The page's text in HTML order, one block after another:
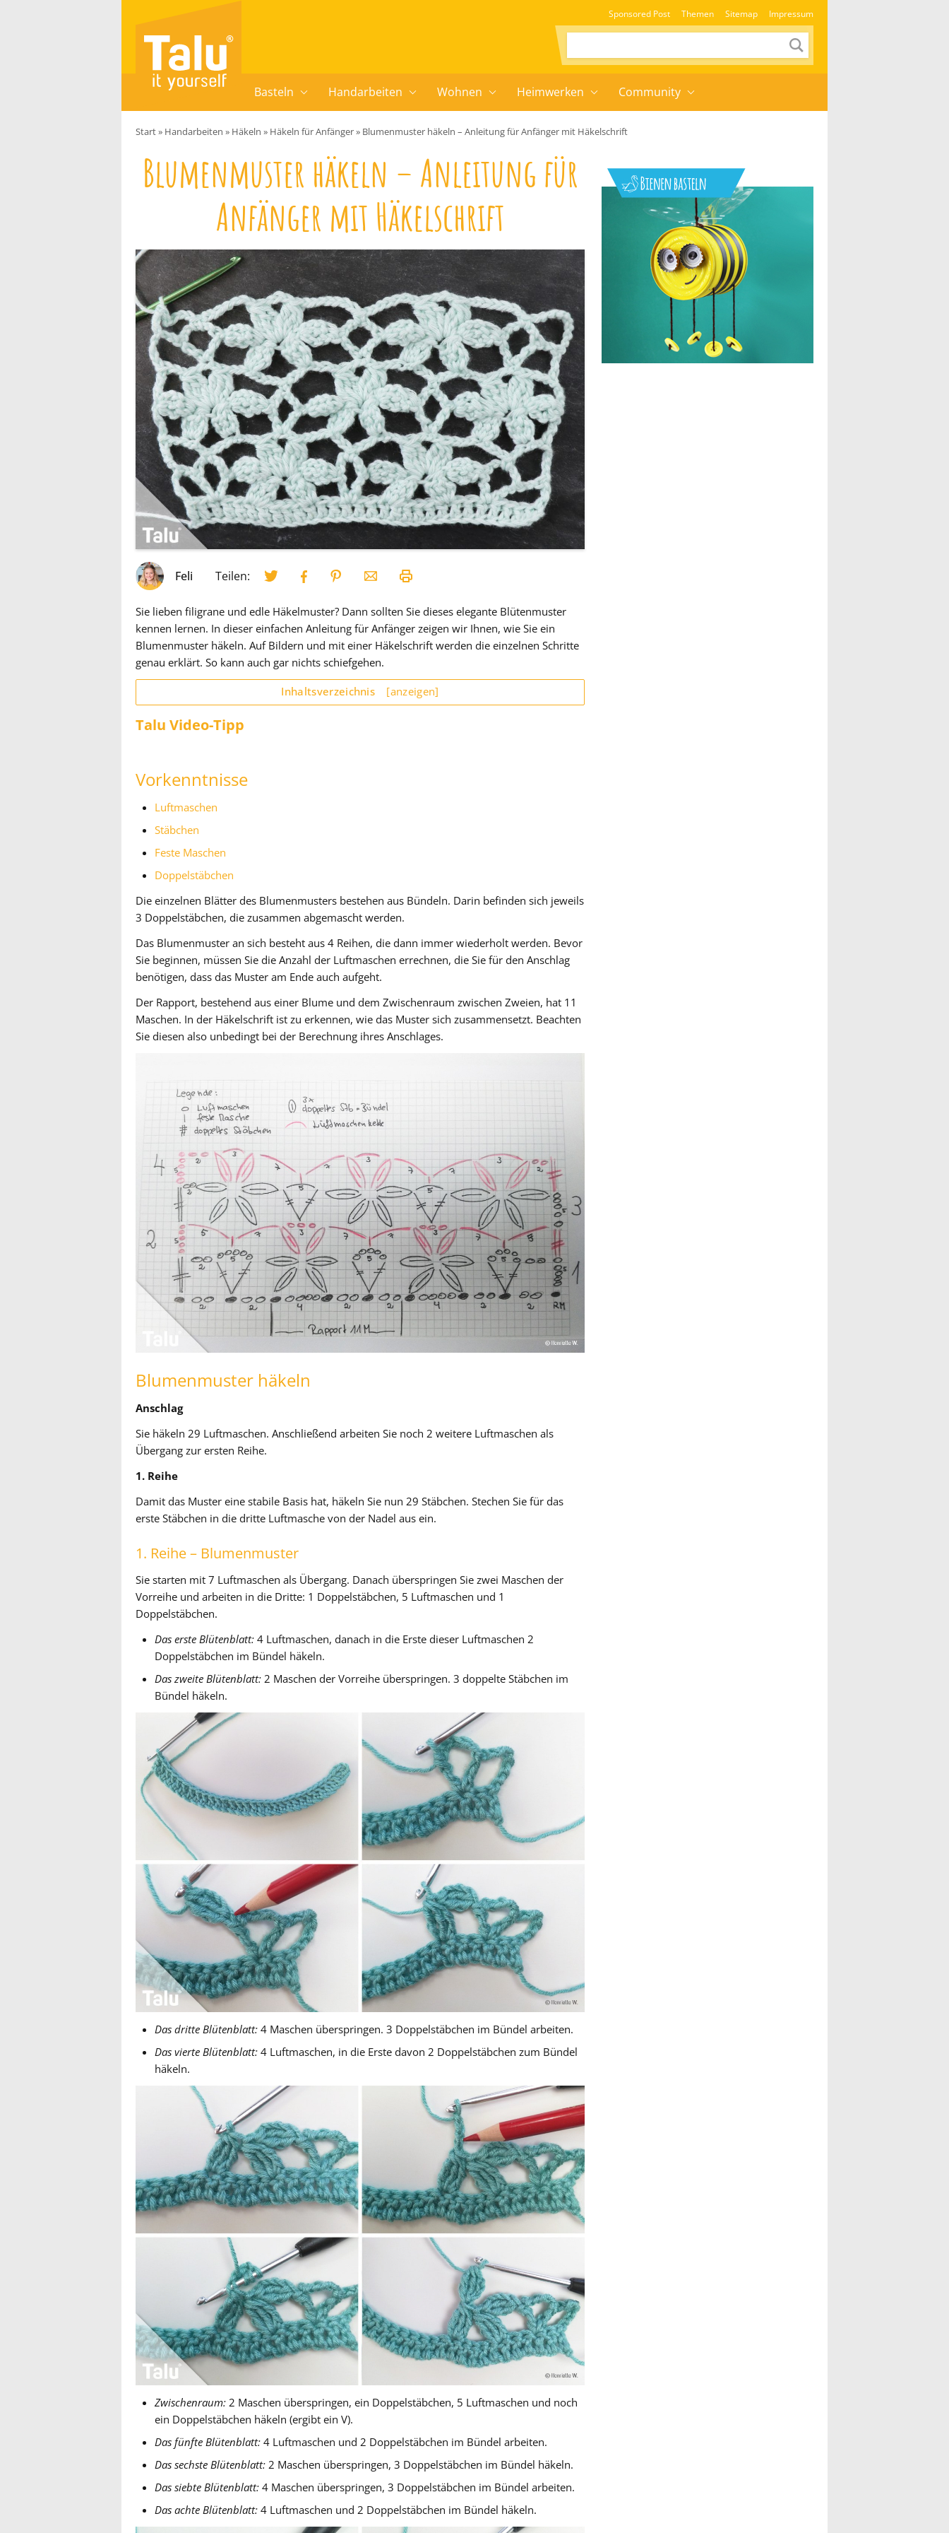
Sponsored Post Themen Sitemap Impressum
Basteln Handarbeiten Wohnen Heimwerken Community
Start» Handarbeiten » Häkeln » Häkeln für Anfänger» Blumenmuster häkeln – Anleitung für Anfänger mit Häkelschrift
Blumenmuster häkeln – Anleitung für
Anfänger mit Häkelschrift
Feli Teilen:
Sie lieben filigrane und edle Häkelmuster? Dann sollten Sie dieses elegante Blütenmuster
kennen lernen. In dieser einfachen Anleitung für Anfänger zeigen wir Ihnen, wie Sie ein
Blumenmuster häkeln. Auf Bildern und mit einer Häkelschrift werden die einzelnen Schritte
genau erklärt. So kann auch gar nichts schiefgehen.
Inhaltsverzeichnis [anzeigen]
Talu Video-Tipp
Vorkenntnisse
Luftmaschen
Stäbchen
Feste Maschen
Doppelstäbchen
Die einzelnen Blätter des Blumenmusters bestehen aus Bündeln. Darin befinden sich jeweils
3 Doppelstäbchen, die zusammen abgemascht werden.
Das Blumenmuster an sich besteht aus 4 Reihen, die dann immer wiederholt werden. Bevor
Sie beginnen, müssen Sie die Anzahl der Luftmaschen errechnen, die Sie für den Anschlag
benötigen, dass das Muster am Ende auch aufgeht.
Der Rapport, bestehend aus einer Blume und dem Zwischenraum zwischen Zweien, hat 11
Maschen. In der Häkelschrift ist zu erkennen, wie das Muster sich zusammensetzt. Beachten
Sie diesen also unbedingt bei der Berechnung ihres Anschlages.
Blumenmuster häkeln
Anschlag
Sie häkeln 29 Luftmaschen. Anschließend arbeiten Sie noch 2 weitere Luftmaschen als
Übergang zur ersten Reihe.
1. Reihe
Damit das Muster eine stabile Basis hat, häkeln Sie nun 29 Stäbchen. Stechen Sie für das
erste Stäbchen in die dritte Luftmasche von der Nadel aus ein.
1. Reihe – Blumenmuster
Sie starten mit 7 Luftmaschen als Übergang. Danach überspringen Sie zwei Maschen der
Vorreihe und arbeiten in die Dritte: 1 Doppelstäbchen, 5 Luftmaschen und 1
Doppelstäbchen.
Das erste Blütenblatt: 4 Luftmaschen, danach in die Erste dieser Luftmaschen 2
Doppelstäbchen im Bündel häkeln.
Das zweite Blütenblatt: 2 Maschen der Vorreihe überspringen. 3 doppelte Stäbchen im
Bündel häkeln.
Das dritte Blütenblatt: 4 Maschen überspringen. 3 Doppelstäbchen im Bündel arbeiten.
Das vierte Blütenblatt: 4 Luftmaschen, in die Erste davon 2 Doppelstäbchen zum Bündel
häkeln.
Zwischenraum: 2 Maschen überspringen, ein Doppelstäbchen, 5 Luftmaschen und noch
ein Doppelstäbchen häkeln (ergibt ein V).
Das fünfte Blütenblatt: 4 Luftmaschen und 2 Doppelstäbchen im Bündel arbeiten.
Das sechste Blütenblatt: 2 Maschen überspringen, 3 Doppelstäbchen im Bündel häkeln.
Das siebte Blütenblatt: 4 Maschen überspringen, 3 Doppelstäbchen im Bündel arbeiten.
Das achte Blütenblatt: 4 Luftmaschen und 2 Doppelstäbchen im Bündel häkeln.